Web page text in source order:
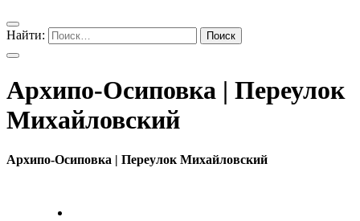
Найти:
Архипо-Осиповка | Переулок
Михайловский
Архипо-Осиповка | Переулок Михайловский